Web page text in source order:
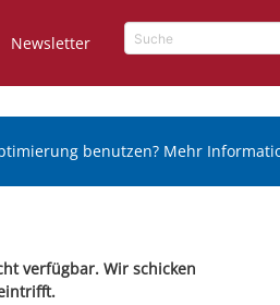
Newsletter
benutzen? Mehr
verfügbar. Wir schicken